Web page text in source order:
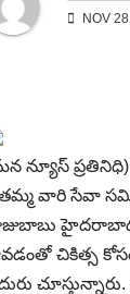
NOV
న్యూస్
వారి సేవా
చికిత్స